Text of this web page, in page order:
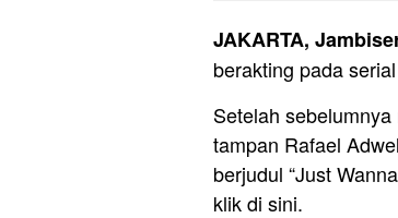
JAKARTA,
berakting pada
Setelah
tampan Rafael
berjudul “Just
klik di sini.